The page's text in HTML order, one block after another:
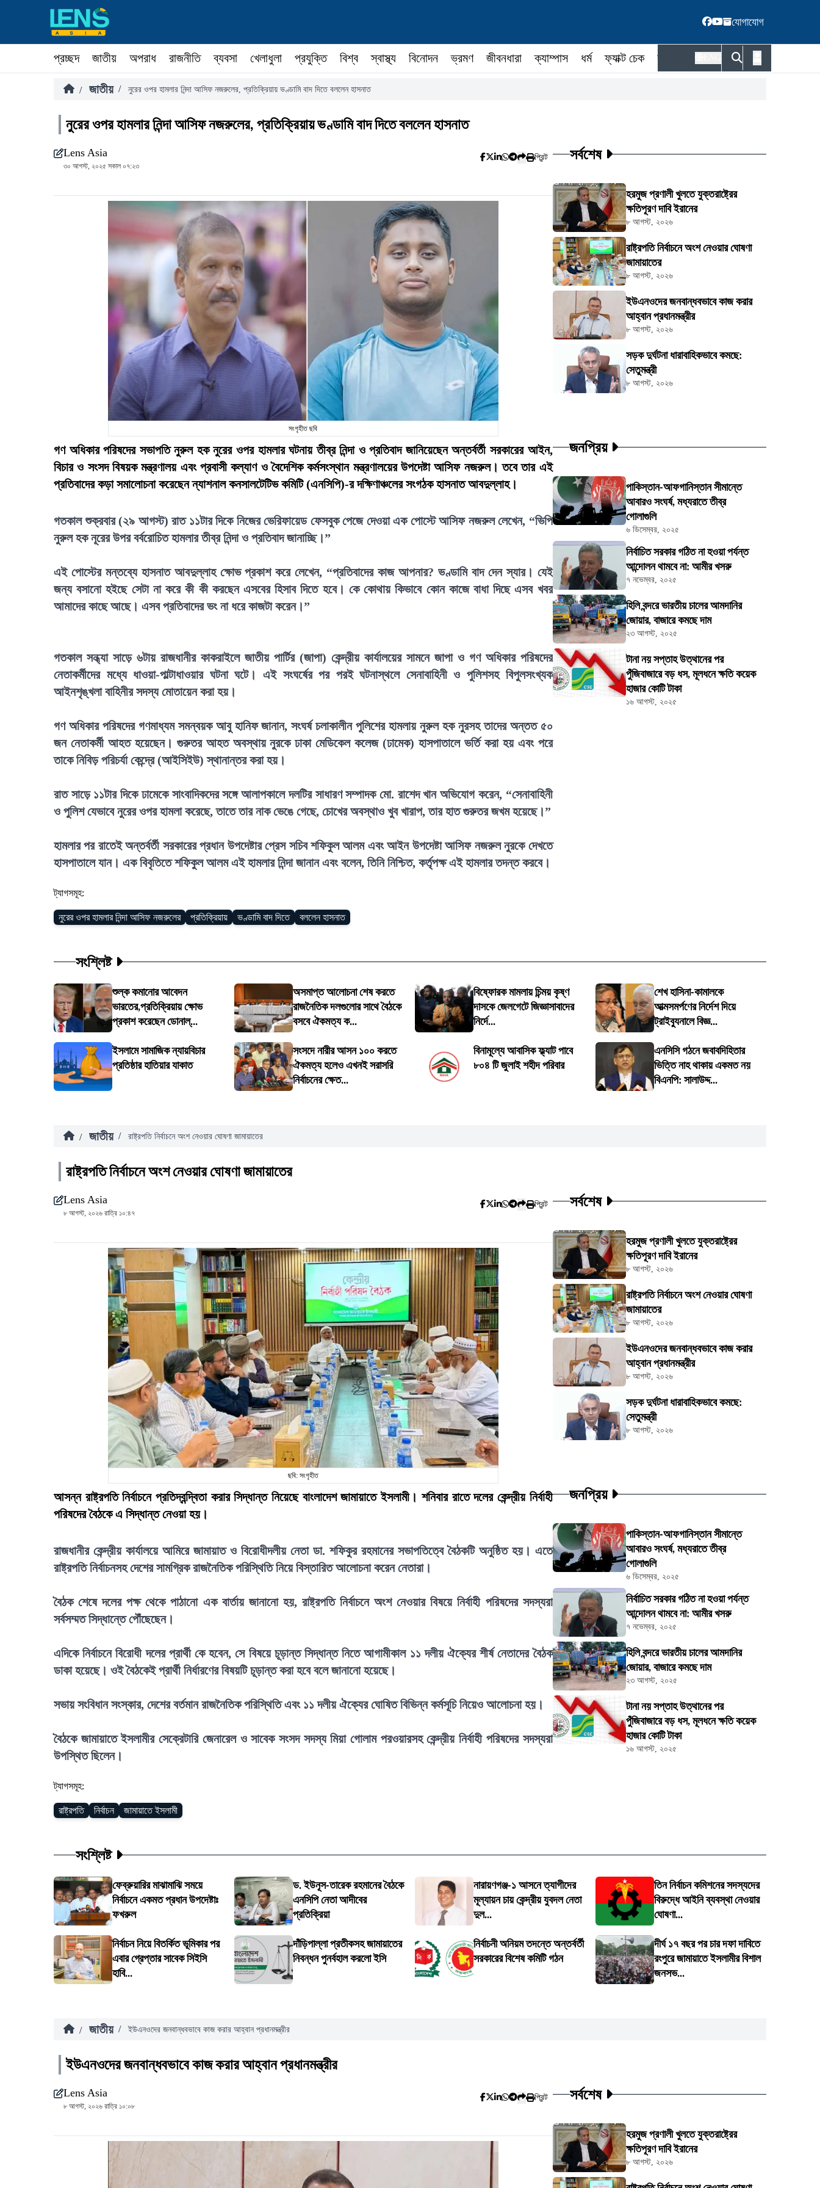
যোগাযোগ
প্রচ্ছদ জাতীয় অপরাধ রাজনীতি ব্যবসা খেলাধুলা প্রযুক্তি বিশ্ব স্বাস্থ্য বিনোদন ভ্রমণ জীবনধারা ক্যাম্পাস ধর্ম ফ্যাক্ট চেক কর্মকর্তা
/ জাতীয় / নুরের ওপর হামলার নিন্দা আসিফ নজরুলের, প্রতিক্রিয়ায় ভণ্ডামি বাদ দিতে বললেন হাসনাত
নুরের ওপর হামলার নিন্দা আসিফ নজরুলের, প্রতিক্রিয়ায় ভণ্ডামি বাদ দিতে বললেন হাসনাত
Lens Asia
৩০ আগস্ট, ২০২৫ সকাল ০৭:২৩
প্রিন্ট
সংগৃহীত ছবি
গণ অধিকার পরিষদের সভাপতি নুরুল হক নুরের ওপর হামলার ঘটনায় তীব্র নিন্দা ও প্রতিবাদ জানিয়েছেন অন্তর্বর্তী সরকারের আইন,
বিচার ও সংসদ বিষয়ক মন্ত্রণালয় এবং প্রবাসী কল্যাণ ও বৈদেশিক কর্মসংস্থান মন্ত্রণালয়ের উপদেষ্টা আসিফ নজরুল। তবে তার এই
প্রতিবাদের কড়া সমালোচনা করেছেন ন্যাশনাল কনসালটেটিভ কমিটি (এনসিপি)-র দক্ষিণাঞ্চলের সংগঠক হাসনাত আবদুল্লাহ।
গতকাল শুক্রবার (২৯ আগস্ট) রাত ১১টার দিকে নিজের ভেরিফায়েড ফেসবুক পেজে দেওয়া এক পোস্টে আসিফ নজরুল লেখেন, “ভিপি
নুরুল হক নূরের উপর বর্বরোচিত হামলার তীব্র নিন্দা ও প্রতিবাদ জানাচ্ছি।”
এই পোস্টের মন্তব্যে হাসনাত আবদুল্লাহ ক্ষোভ প্রকাশ করে লেখেন, “প্রতিবাদের কাজ আপনার? ভণ্ডামি বাদ দেন স্যার। যেই
জন্য বসানো হইছে সেটা না করে কী কী করছেন এসবের হিসাব দিতে হবে। কে কোথায় কিভাবে কোন কাজে বাধা দিছে এসব খবর
আমাদের কাছে আছে। এসব প্রতিবাদের ভং না ধরে কাজটা করেন।”
গতকাল সন্ধ্যা সাড়ে ৬টায় রাজধানীর কাকরাইলে জাতীয় পার্টির (জাপা) কেন্দ্রীয় কার্যালয়ের সামনে জাপা ও গণ অধিকার পরিষদের
নেতাকর্মীদের মধ্যে ধাওয়া-পাল্টাধাওয়ার ঘটনা ঘটে। এই সংঘর্ষের পর পরই ঘটনাস্থলে সেনাবাহিনী ও পুলিশসহ বিপুলসংখ্যক
আইনশৃঙ্খলা বাহিনীর সদস্য মোতায়েন করা হয়।
গণ অধিকার পরিষদের গণমাধ্যম সমন্বয়ক আবু হানিফ জানান, সংঘর্ষ চলাকালীন পুলিশের হামলায় নুরুল হক নুরসহ তাদের অন্তত ৫০
জন নেতাকর্মী আহত হয়েছেন। গুরুতর আহত অবস্থায় নুরকে ঢাকা মেডিকেল কলেজ (ঢামেক) হাসপাতালে ভর্তি করা হয় এবং পরে
তাকে নিবিড় পরিচর্যা কেন্দ্রে (আইসিইউ) স্থানান্তর করা হয়।
রাত সাড়ে ১১টার দিকে ঢামেকে সাংবাদিকদের সঙ্গে আলাপকালে দলটির সাধারণ সম্পাদক মো. রাশেদ খান অভিযোগ করেন, “সেনাবাহিনী
ও পুলিশ যেভাবে নুরের ওপর হামলা করেছে, তাতে তার নাক ভেঙে গেছে, চোখের অবস্থাও খুব খারাপ, তার হাত গুরুতর জখম হয়েছে।”
হামলার পর রাতেই অন্তর্বর্তী সরকারের প্রধান উপদেষ্টার প্রেস সচিব শফিকুল আলম এবং আইন উপদেষ্টা আসিফ নজরুল নুরকে দেখতে
হাসপাতালে যান। এক বিবৃতিতে শফিকুল আলম এই হামলার নিন্দা জানান এবং বলেন, তিনি নিশ্চিত, কর্তৃপক্ষ এই হামলার তদন্ত করবে।
ট্যাগসমূহ:
নুরের ওপর হামলার নিন্দা আসিফ নজরুলের প্রতিক্রিয়ায় ভণ্ডামি বাদ দিতে বললেন হাসনাত
সর্বশেষ
হরমুজ প্রণালী খুলতে যুক্তরাষ্ট্রের
ক্ষতিপূরণ দাবি ইরানের
৮ আগস্ট, ২০২৬
রাষ্ট্রপতি নির্বাচনে অংশ নেওয়ার ঘোষণা
জামায়াতের
৮ আগস্ট, ২০২৬
ইউএনওদের জনবান্ধবভাবে কাজ করার
আহ্বান প্রধানমন্ত্রীর
৮ আগস্ট, ২০২৬
সড়ক দুর্ঘটনা ধারাবাহিকভাবে কমছে:
সেতুমন্ত্রী
৮ আগস্ট, ২০২৬
জনপ্রিয়
পাকিস্তান-আফগানিস্তান সীমান্তে
আবারও সংঘর্ষ, মধ্যরাতে তীব্র
গোলাগুলি
৬ ডিসেম্বর, ২০২৫
নির্বাচিত সরকার গঠিত না হওয়া পর্যন্ত
আন্দোলন থামবে না: আমীর খসরু
৭ নভেম্বর, ২০২৫
হিলি বন্দরে ভারতীয় চালের আমদানির
জোয়ার, বাজারে কমছে দাম
২৩ আগস্ট, ২০২৫
টানা নয় সপ্তাহ উত্থানের পর
পুঁজিবাজারে বড় ধস, মূলধনে ক্ষতি কয়েক
হাজার কোটি টাকা
১৬ আগস্ট, ২০২৫
সংশ্লিষ্ট
শুল্ক কমানোর আবেদন
ভারতের,প্রতিক্রিয়ায় ক্ষোভ
প্রকাশ করেছেন ডোনাল্...
অসমাপ্ত আলোচনা শেষ করতে
রাজনৈতিক দলগুলোর সাথে বৈঠকে
বসবে ঐকমত্য ক...
বিষ্ফোরক মামলায় চিন্ময় কৃষ্ণ
দাসকে জেলগেটে জিজ্ঞাসাবাদের
নির্দে...
শেখ হাসিনা-কামালকে
আত্মসমর্পণের নির্দেশ দিয়ে
ট্রাইব্যুনালে বিজ্ঞ...
ইসলামে সামাজিক ন্যায়বিচার
প্রতিষ্ঠার হাতিয়ার যাকাত
সংসদে নারীর আসন ১০০ করতে
ঐকমত্য হলেও এখনই সরাসরি
নির্বাচনের ক্ষেত...
বিনামূল্যে আবাসিক ফ্ল্যাট পাবে
৮০৪ টি জুলাই শহীদ পরিবার
এনসিসি গঠনে জবাবদিহিতার
ভিত্তি নাহ থাকায় একমত নয়
বিএনপি: সালাউদ্দ...
/ জাতীয় / রাষ্ট্রপতি নির্বাচনে অংশ নেওয়ার ঘোষণা জামায়াতের
রাষ্ট্রপতি নির্বাচনে অংশ নেওয়ার ঘোষণা জামায়াতের
Lens Asia
৮ আগস্ট, ২০২৬ রাত্রি ১০:৪৭
প্রিন্ট
ছবি: সংগৃহীত
আসন্ন রাষ্ট্রপতি নির্বাচনে প্রতিদ্বন্দ্বিতা করার সিদ্ধান্ত নিয়েছে বাংলাদেশ জামায়াতে ইসলামী। শনিবার রাতে দলের কেন্দ্রীয় নির্বাহী
পরিষদের বৈঠকে এ সিদ্ধান্ত নেওয়া হয়।
রাজধানীর কেন্দ্রীয় কার্যালয়ে আমিরে জামায়াত ও বিরোধীদলীয় নেতা ডা. শফিকুর রহমানের সভাপতিত্বে বৈঠকটি অনুষ্ঠিত হয়। এতে
রাষ্ট্রপতি নির্বাচনসহ দেশের সামগ্রিক রাজনৈতিক পরিস্থিতি নিয়ে বিস্তারিত আলোচনা করেন নেতারা।
বৈঠক শেষে দলের পক্ষ থেকে পাঠানো এক বার্তায় জানানো হয়, রাষ্ট্রপতি নির্বাচনে অংশ নেওয়ার বিষয়ে নির্বাহী পরিষদের সদস্যরা
সর্বসম্মত সিদ্ধান্তে পৌঁছেছেন।
এদিকে নির্বাচনে বিরোধী দলের প্রার্থী কে হবেন, সে বিষয়ে চূড়ান্ত সিদ্ধান্ত নিতে আগামীকাল ১১ দলীয় ঐক্যের শীর্ষ নেতাদের বৈঠক
ডাকা হয়েছে। ওই বৈঠকেই প্রার্থী নির্ধারণের বিষয়টি চূড়ান্ত করা হবে বলে জানানো হয়েছে।
সভায় সংবিধান সংস্কার, দেশের বর্তমান রাজনৈতিক পরিস্থিতি এবং ১১ দলীয় ঐক্যের ঘোষিত বিভিন্ন কর্মসূচি নিয়েও আলোচনা হয়।
বৈঠকে জামায়াতে ইসলামীর সেক্রেটারি জেনারেল ও সাবেক সংসদ সদস্য মিয়া গোলাম পরওয়ারসহ কেন্দ্রীয় নির্বাহী পরিষদের সদস্যরা
উপস্থিত ছিলেন।
ট্যাগসমূহ:
রাষ্ট্রপতি নির্বাচন জামায়াতে ইসলামী
সর্বশেষ
হরমুজ প্রণালী খুলতে যুক্তরাষ্ট্রের
ক্ষতিপূরণ দাবি ইরানের
৮ আগস্ট, ২০২৬
রাষ্ট্রপতি নির্বাচনে অংশ নেওয়ার ঘোষণা
জামায়াতের
৮ আগস্ট, ২০২৬
ইউএনওদের জনবান্ধবভাবে কাজ করার
আহ্বান প্রধানমন্ত্রীর
৮ আগস্ট, ২০২৬
সড়ক দুর্ঘটনা ধারাবাহিকভাবে কমছে:
সেতুমন্ত্রী
৮ আগস্ট, ২০২৬
জনপ্রিয়
পাকিস্তান-আফগানিস্তান সীমান্তে
আবারও সংঘর্ষ, মধ্যরাতে তীব্র
গোলাগুলি
৬ ডিসেম্বর, ২০২৫
নির্বাচিত সরকার গঠিত না হওয়া পর্যন্ত
আন্দোলন থামবে না: আমীর খসরু
৭ নভেম্বর, ২০২৫
হিলি বন্দরে ভারতীয় চালের আমদানির
জোয়ার, বাজারে কমছে দাম
২৩ আগস্ট, ২০২৫
টানা নয় সপ্তাহ উত্থানের পর
পুঁজিবাজারে বড় ধস, মূলধনে ক্ষতি কয়েক
হাজার কোটি টাকা
১৬ আগস্ট, ২০২৫
সংশ্লিষ্ট
ফেব্রুয়ারির মাঝামাঝি সময়ে
নির্বাচনে একমত প্রধান উপদেষ্টাঃ
ফখরুল
ড. ইউনূস-তারেক রহমানের বৈঠকে
এনসিপি নেতা আদীবের
প্রতিক্রিয়া
নারায়ণগঞ্জ-১ আসনে ত্যাগীদের
মূল্যায়ন চায় কেন্দ্রীয় যুবদল নেতা
দুল...
তিন নির্বাচন কমিশনের সদস্যদের
বিরুদ্ধে আইনি ব্যবস্থা নেওয়ার
ঘোষণা...
নির্বাচন নিয়ে বিতর্কিত ভূমিকার পর
এবার গ্রেপ্তার সাবেক সিইসি
হাবি...
দাঁড়িপাল্লা প্রতীকসহ জামায়াতের
নিবন্ধন পুনর্বহাল করলো ইসি
নির্বাচনী অনিয়ম তদন্তে অন্তর্বর্তী
সরকারের বিশেষ কমিটি গঠন
দীর্ঘ ১৭ বছর পর চার দফা দাবিতে
রংপুরে জামায়াতে ইসলামীর বিশাল
জনসভ...
/ জাতীয় / ইউএনওদের জনবান্ধবভাবে কাজ করার আহ্বান প্রধানমন্ত্রীর
ইউএনওদের জনবান্ধবভাবে কাজ করার আহ্বান প্রধানমন্ত্রীর
Lens Asia
৮ আগস্ট, ২০২৬ রাত্রি ১০:০৮
প্রিন্ট সর্বশেষ
হরমুজ প্রণালী খুলতে যুক্তরাষ্ট্রের
ক্ষতিপূরণ দাবি ইরানের
৮ আগস্ট, ২০২৬